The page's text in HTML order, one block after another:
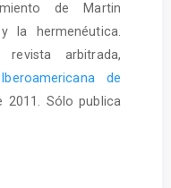
de Martin
la hermenéutica.
revista arbitrada,
de
2011. Sólo publica